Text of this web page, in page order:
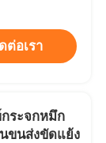
ต่อเรา
ระจกหมึก
นขนส่งขัดแย้ง